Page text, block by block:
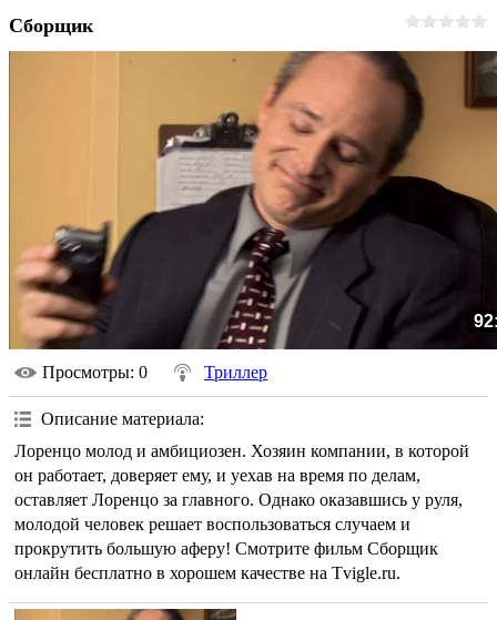
Сборщик
Просмотры: 0 Триллер
Описание материала:
Лоренцо молод и амбициозен. Хозяин компании, в которой
он работает, доверяет ему, и уехав на время по делам,
оставляет Лоренцо за главного. Однако оказавшись у руля,
молодой человек решает воспользоваться случаем и
прокрутить большую аферу! Смотрите фильм Сборщик
онлайн бесплатно в хорошем качестве на Tvigle.ru.